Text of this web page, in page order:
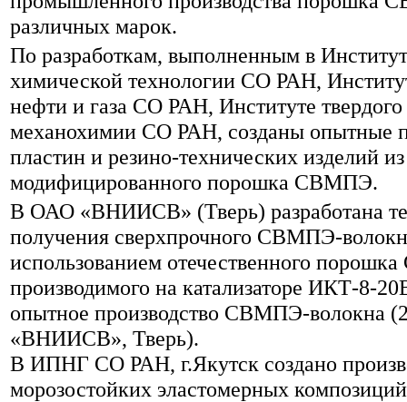
различных марок.
По разработкам, выполненным в
химической технологии СО РАН,
нефти и газа СО РАН, Институте твердого
механохимии СО РАН, созданы опытные
пластин и резино-технических изделий из
модифицированного порошка СВМПЭ.
В ОАО «ВНИИСВ» (Тверь) разработана
получения сверхпрочного СВМПЭ-
использованием отечественного
производимого на катализаторе ИКТ-8-
опытное производство СВМПЭ-волокна
«ВНИИСВ», Тверь).
В ИПНГ СО РАН, г.Якутск создано
морозостойких эластомерных